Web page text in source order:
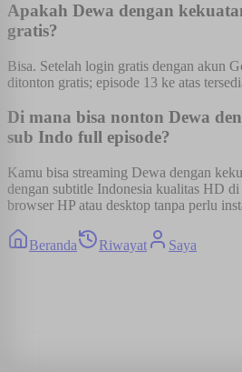
Apakah Dewa dengan
gratis?
Bisa. Setelah login gratis dengan akun
ditonton gratis; episode 13 ke atas
Di mana bisa nonton Dewa
sub Indo full episode?
Kamu bisa streaming Dewa dengan
dengan subtitle Indonesia kualitas HD
browser HP atau desktop tanpa perlu
Beranda Riwayat Saya